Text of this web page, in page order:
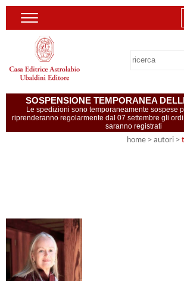
SOSPENSIONE TEMPORANEA
Le spedizioni sono temporaneamente sospese
riprenderanno regolarmente dal 07 settembre gli
saranno registrati
home > autori >